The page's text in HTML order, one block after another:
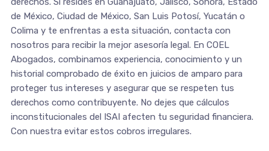
de México, Ciudad de México, San Luis Potosí, Yucatán o
Colima y te enfrentas a esta situación, contacta con
nosotros para recibir la mejor asesoría legal. En COEL
Abogados, combinamos experiencia, conocimiento y un
historial comprobado de éxito en juicios de amparo para
proteger tus intereses y asegurar que se respeten tus
derechos como contribuyente. No dejes que cálculos
inconstitucionales del ISAI afecten tu seguridad financiera.
Con nuestra evitar estos cobros irregulares.